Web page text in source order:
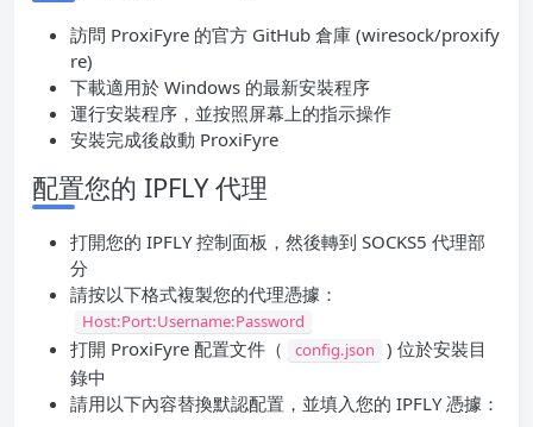
訪問 ProxiFyre 的官方 GitHub 倉庫 (wiresock/proxify
re)
下載適用於 Windows 的最新安裝程序
運行安裝程序，並按照屏幕上的指示操作
安裝完成後啟動 ProxiFyre
配置您的 IPFLY 代理
打開您的 IPFLY 控制面板，然後轉到 SOCKS5 代理部
分
請按以下格式複製您的代理憑據：
Host:Port:Username:Password
打開 ProxiFyre 配置文件（ config.json
) 位於安裝目
錄中
請用以下內容替換默認配置，並填入您的 IPFLY 憑據：